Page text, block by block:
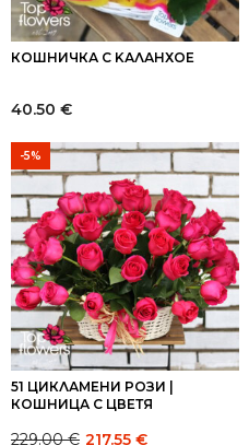
КОШНИЧКА С KАЛАНХОЕ
40.50 €
-5%
51 ЦИКЛАМЕНИ РОЗИ |
КОШНИЦА С ЦВЕТЯ
229.00€ 217.55 €